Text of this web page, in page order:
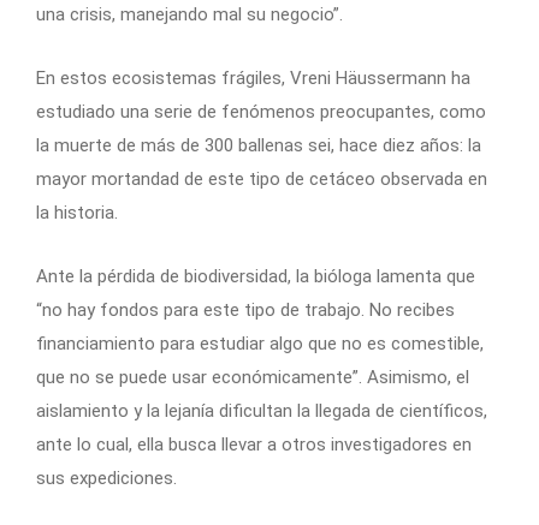
una crisis, manejando mal su negocio”.
En estos ecosistemas frágiles, Vreni Häussermann ha
estudiado una serie de fenómenos preocupantes, como
la muerte de más de 300 ballenas sei, hace diez años: la
mayor mortandad de este tipo de cetáceo observada en
la historia.
Ante la pérdida de biodiversidad, la bióloga lamenta que
“no hay fondos para este tipo de trabajo. No recibes
financiamiento para estudiar algo que no es comestible,
que no se puede usar económicamente”. Asimismo, el
aislamiento y la lejanía dificultan la llegada de científicos,
ante lo cual, ella busca llevar a otros investigadores en
sus expediciones.